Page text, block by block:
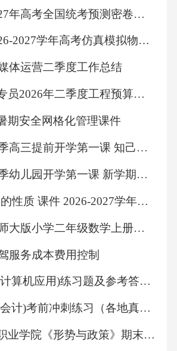
营口市2027年高考全国统考预测密卷物理试卷（含答案解析）
宜昌市2026-2027学年高考仿真模拟物理试卷（含答案解析）
体运营二季度工作总结
工程造价专员2026年二季度工程预算核算总结
期安全网格化管理课件
2026年秋季高三提前开学第一课 知己知彼百战不殆
2026年秋季幼儿园开学第一课 新学期收心教育课件
1.5.1 矩形的性质 课件 2026-2027学年湘教版八年级数学下册
2026年北师大版小学二年级数学上册第4单元《乘法、除法二》完整教案
服务成本费用控制
自考专业(计算机应用)练习题及参考答案详解
自考专业(会计)考前冲刺练习（各地真题）附答案详解
周口理工职业学院《形势与政策》期末考试题库检测试题打印附参考答案详解（A卷）